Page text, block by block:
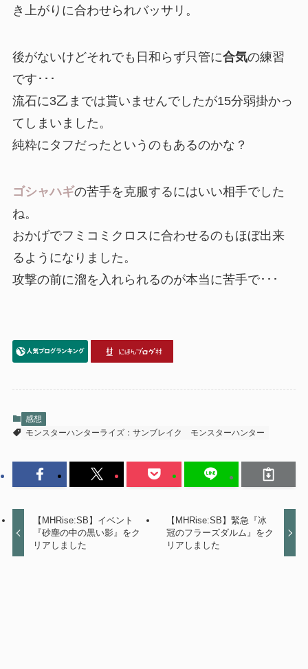
き上がりに合わせられバッサリ。
後がないけどそれでも日和らず只管に合気の練習
です･･･
流石に3乙までは貰いませんでしたが15分弱掛かっ
てしまいました。
純粋にタフだったというのもあるのかな？
ゴシャハギの苦手を克服するにはいい相手でした
ね。
おかげでフミコミクロスに合わせるのもほぼ出来
るようになりました。
攻撃の前に溜を入れられるのが本当に苦手で･･･
感想
モンスターハンターライズ：サンブレイク
モンスターハンター
【MHRise:SB】イベント
『砂塵の中の黒い影』をク
リアしました
【MHRise:SB】緊急『冰
冠のフラーズダルム』をク
リアしました